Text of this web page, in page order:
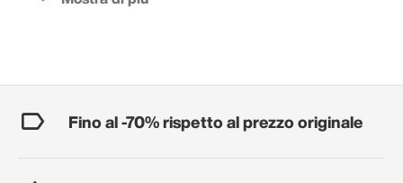
Fino al -70% rispetto al prezzo originale